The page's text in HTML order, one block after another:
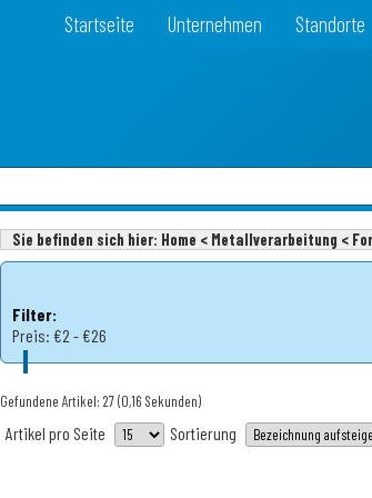
Startseite Unternehmen Standorte
Sie befinden sich hier: Home < Metallverarbeitung <
Filter:
Preis: €2 - €26
Gefundene Artikel: 27(0,16 Sekunden)
Artikel pro Seite Sortierung